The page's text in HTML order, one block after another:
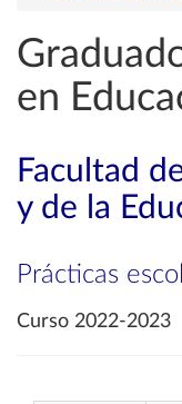
en
Facultad
y de la
Prácticas
Curso 2022-2023